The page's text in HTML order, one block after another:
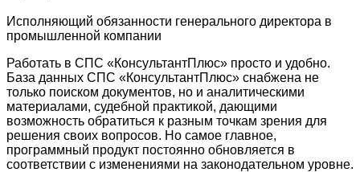
Исполняющий обязанности генерального директора в
промышленной компании
Работать в СПС «КонсультантПлюс» просто и удобно.
База данных СПС «КонсультантПлюс» снабжена не
только поиском документов, но и аналитическими
материалами, судебной практикой, дающими
возможность обратиться к разным точкам зрения для
решения своих вопросов. Но самое главное,
программный продукт постоянно обновляется в
соответствии с изменениями на законодательном уровне.